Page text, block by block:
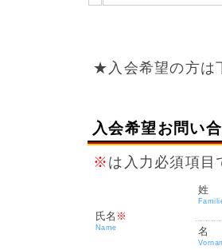
★入会希望の方は
入会希望お問い
※ は入力必須項目
氏名 ※
Name
姓
名